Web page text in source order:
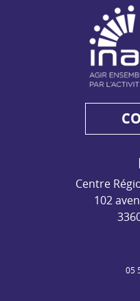
- Agir ensemble pour
Centre
102
05